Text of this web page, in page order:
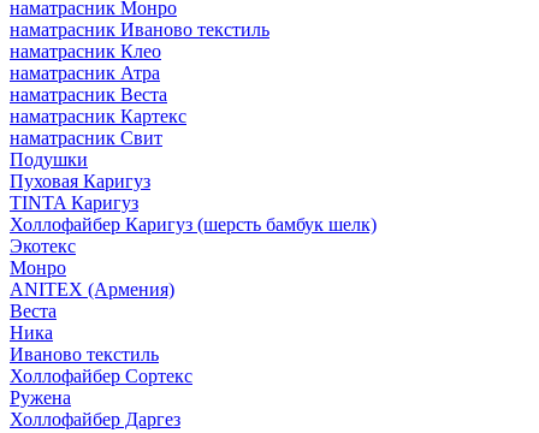
наматрасник Монро
наматрасник Иваново текстиль
наматрасник Клео
наматрасник Атра
наматрасник Веста
наматрасник Картекс
наматрасник Свит
Подушки
Пуховая Каригуз
TINTA Каригуз
Холлофайбер Каригуз (шерсть бамбук шелк)
Экотекс
Монро
ANITEX (Армения)
Веста
Ника
Иваново текстиль
Холлофайбер Сортекс
Ружена
Холлофайбер Даргез